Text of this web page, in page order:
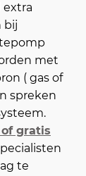
extra
bij
met
( gas of
spreken
gratis
te